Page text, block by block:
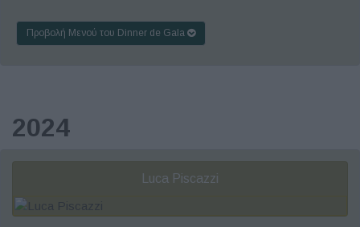
Προβολή Μενού του Dinner de Gala
2024
Luca Piscazzi